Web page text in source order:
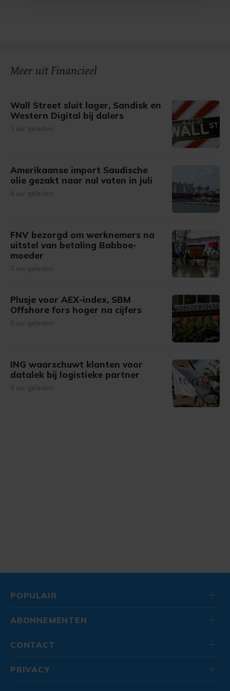
Meer uit Financieel
Wall Street sluit lager, Sandisk en
Western Digital bij dalers
3 uur geleden
Amerikaanse import Saudische
olie gezakt naar nul vaten in juli
4 uur geleden
FNV bezorgd om werknemers na
uitstel van betaling Babboe-
moeder
7 uur geleden
Plusje voor AEX-index, SBM
Offshore fors hoger na cijfers
8 uur geleden
ING waarschuwt klanten voor
datalek bij logistieke partner
9 uur geleden
POPULAIR
ABONNEMENTEN
CONTACT
PRIVACY